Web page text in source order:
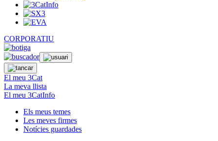
CORPORATIU
El meu 3Cat
La meva llista
El meu 3CatInfo
Els meus temes
Les meves firmes
Notícies guardades